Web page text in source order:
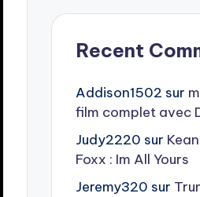
Recent
Addison1502 sur
film complet avec
Judy2220 sur
Foxx : Im All Yours
Jeremy320 sur